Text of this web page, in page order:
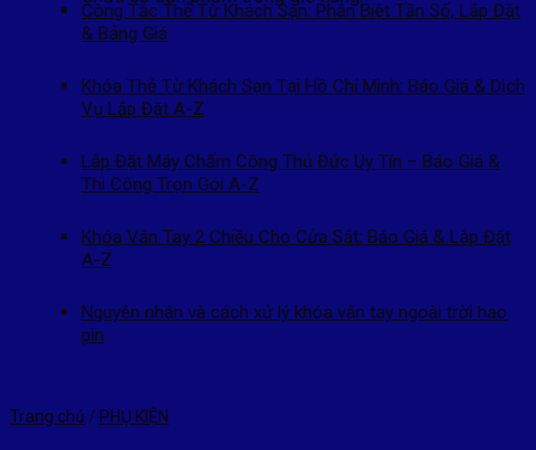
Công Tắc Thẻ Từ Khách Sạn: Phân Biệt Tần Số, Lắp Đặt
& Bảng Giá
Khóa Thẻ Từ Khách Sạn Tại Hồ Chí Minh: Báo Giá & Dịch
Vụ Lắp Đặt A-Z
Lắp Đặt Máy Chấm Công Thủ Đức Uy Tín – Báo Giá &
Thi Công Trọn Gói A-Z
Khóa Vân Tay 2 Chiều Cho Cửa Sắt: Báo Giá & Lắp Đặt
A-Z
Nguyên nhân và cách xử lý khóa vân tay ngoài trời hao
pin
Trang chủ / PHỤ KIỆN